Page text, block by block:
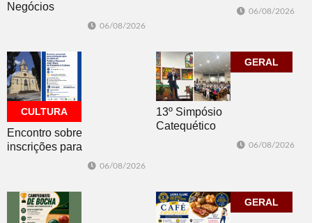
Negócios
Dois Irmãos
06/08/2026
06/08/2026
CULTURA
Encontro sobre
inscrições para
06/08/2026
GERAL
13º Simpósio
Catequético
06/08/2026
GERAL